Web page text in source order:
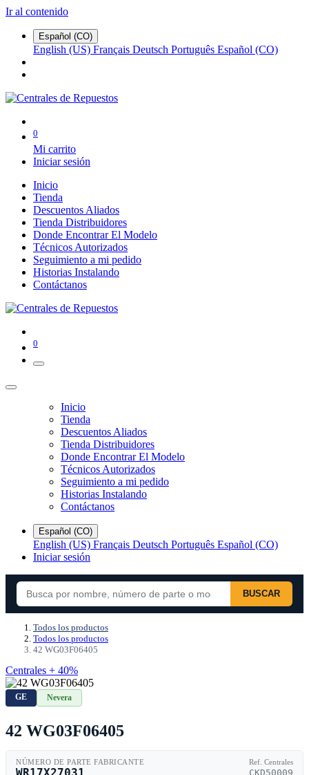
Ir al contenido
Español (CO)
English (US) Français Deutsch Português Español (CO)
0
Mi carrito
Iniciar sesión
Inicio
Tienda
Descuentos Aliados
Tienda Distribuidores
Donde Encontrar El Modelo
Técnicos Autorizados
Seguimiento a mi pedido
Historias Instalando
Contáctanos
0
Inicio
Tienda
Descuentos Aliados
Tienda Distribuidores
Donde Encontrar El Modelo
Técnicos Autorizados
Seguimiento a mi pedido
Historias Instalando
Contáctanos
Español (CO)
English (US) Français Deutsch Português Español (CO)
Iniciar sesión
BUSCAR
Todos los productos
Todos los productos
42 WG03F06405
Centrales + 40%
GE Nevera
42 WG03F06405
NÚMERO DE PARTE FABRICANTE
WR17X27031
Ref. Centrales
CKD50009